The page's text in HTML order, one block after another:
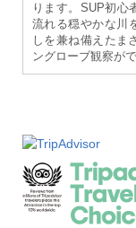
ります。SUP初心
流れる穏やかな川
しを兼ね備えたま
ングローブ観察が